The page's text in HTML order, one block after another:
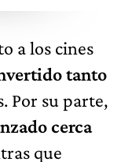
a los cines
tanto
Por su parte,
cerca
que